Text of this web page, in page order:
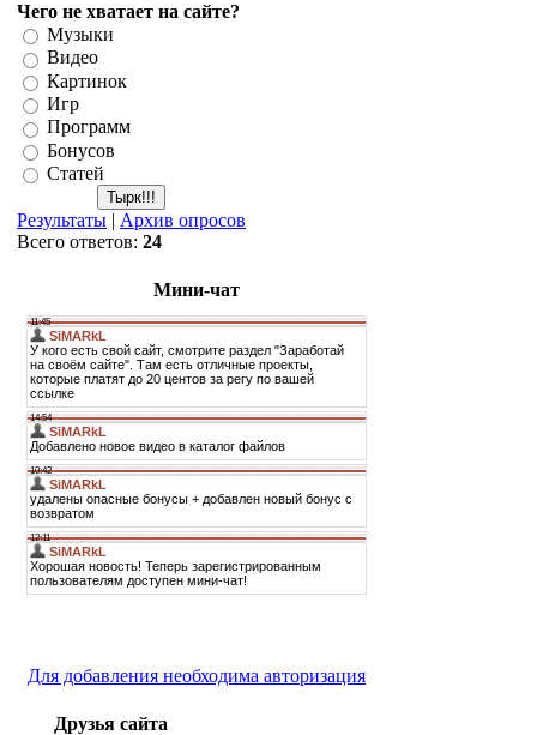
Чего не хватает на сайте?
Музыки
Видео
Картинок
Игр
Программ
Бонусов
Статей
Результаты | Архив опросов
Всего ответов: 24
Мини-чат
Для добавления необходима авторизация
Друзья сайта